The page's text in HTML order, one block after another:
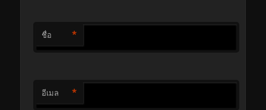
ชื่อ *
อีเมล *